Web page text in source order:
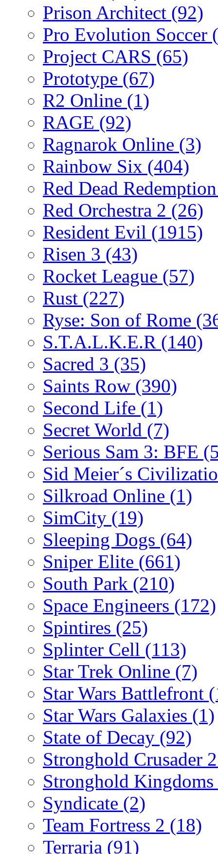
Prison Architect (92)
Pro Evolution Soccer
Project CARS (65)
Prototype (67)
R2 Online (1)
RAGE (92)
Ragnarok Online (3)
Rainbow Six (404)
Red Dead
Red Orchestra 2 (26)
Resident Evil (1915)
Risen 3 (43)
Rocket League (57)
Rust (227)
Ryse: Son of Rome
S.T.A.L.K.E.R (140)
Sacred 3 (35)
Saints Row (390)
Second Life (1)
Secret World (7)
Serious Sam 3: BFE
Sid Meier´s
Silkroad Online (1)
SimCity (19)
Sleeping Dogs (64)
Sniper Elite (661)
South Park (210)
Space Engineers (172)
Spintires (25)
Splinter Cell (113)
Star Trek Online (7)
Star Wars Battlefront
Star Wars Galaxies (1)
State of Decay (92)
Stronghold Crusader
Stronghold Kingdoms
Syndicate (2)
Team Fortress 2 (18)
Terraria (91)